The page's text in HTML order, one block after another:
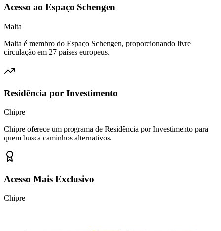
Acesso ao Espaço Schengen
Malta
Malta é membro do Espaço Schengen, proporcionando livre
circulação em 27 países europeus.
Residência por Investimento
Chipre
Chipre oferece um programa de Residência por Investimento para
quem busca caminhos alternativos.
Acesso Mais Exclusivo
Chipre